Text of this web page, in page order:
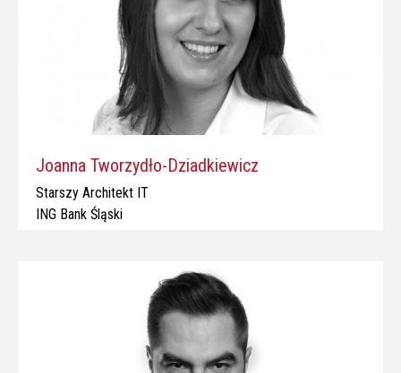
Joanna Tworzydło-Dziadkiewicz
Starszy Architekt IT
ING Bank Śląski